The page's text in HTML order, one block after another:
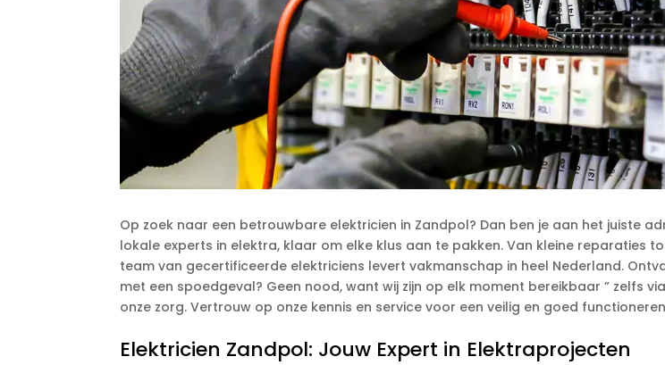
Op zoek naar een betrouwbare elektricien in Zandpol? Dan ben je aan het juiste
lokale experts in elektra, klaar om elke klus aan te pakken. Van kleine reparaties
team van gecertificeerde elektriciens levert vakmanschap in heel Nederland.
met een spoedgeval? Geen nood, want wij zijn op elk moment bereikbaar ” zelfs
onze zorg. Vertrouw op onze kennis en service voor een veilig en goed
Elektricien Zandpol: Jouw Expert in Elektraprojecten